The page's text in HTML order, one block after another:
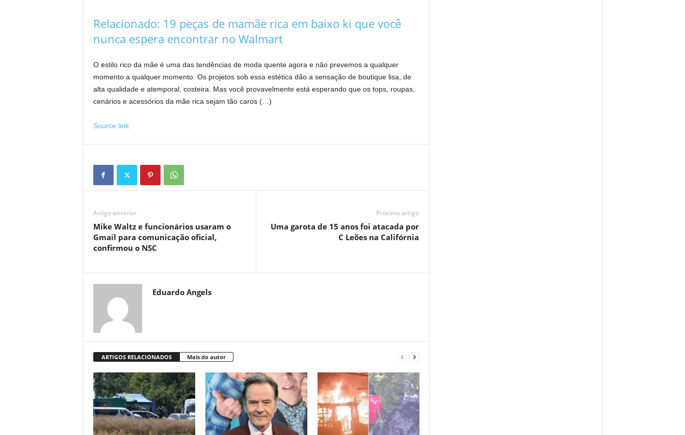
Relacionado: 19 peças de mamãe rica em baixo ki que você
nunca espera encontrar no Walmart
O estilo rico da mãe é uma das tendências de moda quente agora e não prevemos a qualquer
momento a qualquer momento. Os projetos sob essa estética dão a sensação de boutique lisa, de
alta qualidade e atemporal, costeira. Mas você provavelmente está esperando que os tops, roupas,
cenários e acessórios da mãe rica sejam tão caros (…)
Source link
Artigo anterior
Mike Waltz e funcionários usaram o
Gmail para comunicação oficial,
confirmou o NSC
Próximo artigo
Uma garota de 15 anos foi atacada por
C Leões na Califórnia
Eduardo Angels
ARTIGOS RELACIONADOS Mais do autor